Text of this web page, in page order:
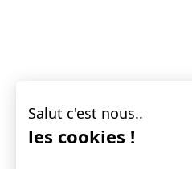
Salut c'est nous..
les cookies !